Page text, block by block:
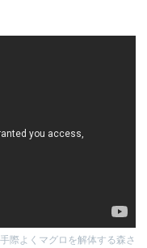
際よくマグロを解体する森さ